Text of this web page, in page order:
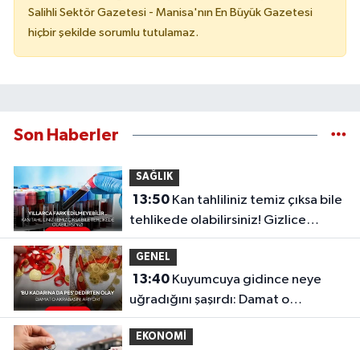
Salihli Sektör Gazetesi - Manisa'nın En Büyük Gazetesi
hiçbir şekilde sorumlu tutulamaz.
Son Haberler
SAĞLIK
13:50Kan tahliliniz temiz çıksa bile
tehlikede olabilirsiniz! Gizlice
ilerleyen o sinsi tehlike...
GENEL
13:40Kuyumcuya gidince neye
uğradığını şaşırdı: Damat o
akrabasını arıyor!
EKONOMİ